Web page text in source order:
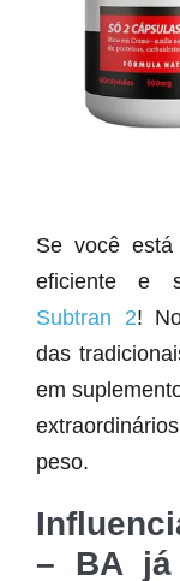
Se você
eficiente e
Subtran 2!
das
em
peso.
– BA já